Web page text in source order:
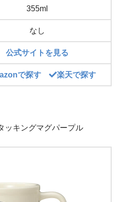
355ml
なし
公式サイトを見る
で探す 楽天で探す
ッキングマグパープル